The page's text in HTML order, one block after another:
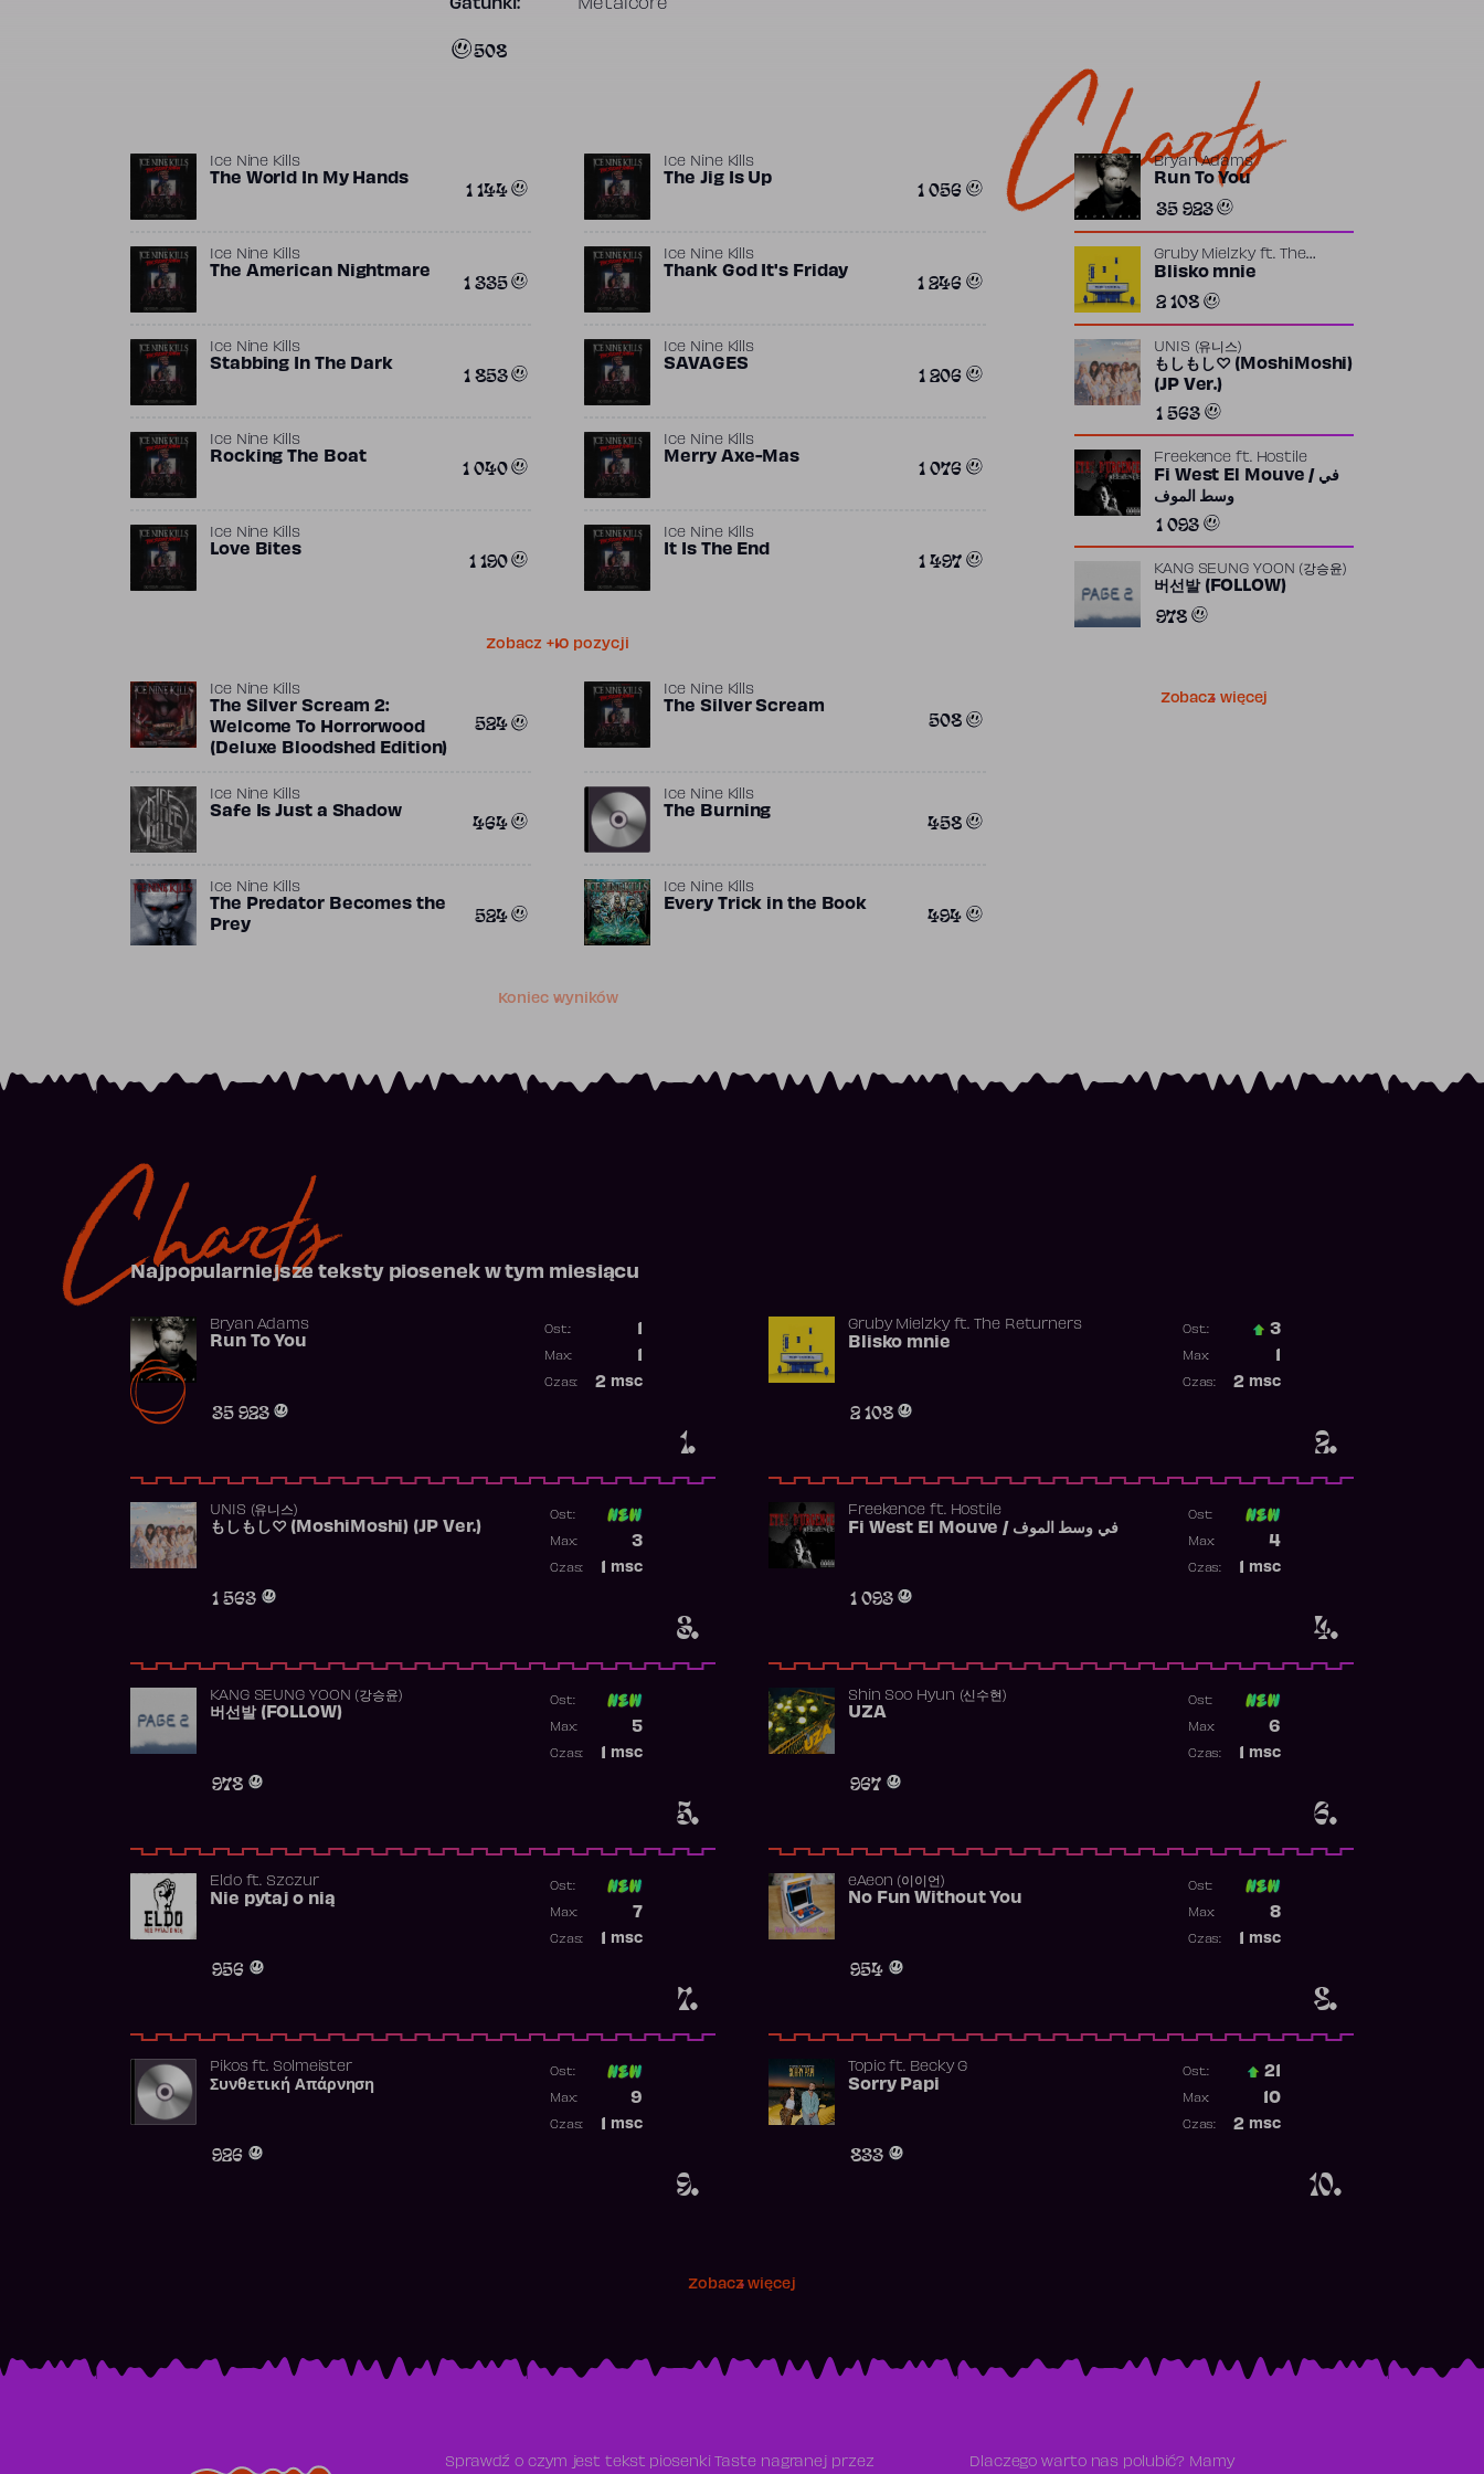
Gatunki: Metalcore
508
Ice Nine Kills
The World In My Hands 1 144
Ice Nine Kills
The Jig Is Up 1 056
Ice Nine Kills
The American Nightmare 1 335
Ice Nine Kills
Thank God It's Friday 1 246
Ice Nine Kills
Stabbing In The Dark 1 853
Ice Nine Kills
SAVAGES 1 206
Ice Nine Kills
Rocking The Boat 1 040
Ice Nine Kills
Merry Axe-Mas 1 076
Ice Nine Kills
Love Bites 1 190
Ice Nine Kills
It Is The End 1 497
Zobacz +10 pozycji
Ice Nine Kills
The Silver Scream 2:
Welcome To Horrorwood
(Deluxe Bloodshed Edition)
524
Ice Nine Kills
The Silver Scream 508
Ice Nine Kills
Safe Is Just a Shadow 464
Ice Nine Kills
The Burning 458
Ice Nine Kills
The Predator Becomes the
Prey
524
Ice Nine Kills
Every Trick in the Book 494
Koniec wyników
Charts
Bryan Adams
Run To You
35 923
Gruby Mielzkyft.
The
Returners
Blisko mnie
2 108
UNIS (유니스)
もしもし♡ (MoshiMoshi)
(JP Ver.)
1 563
Freekence ft. Hostile
Fi West El Mouve / في
وسط الموف
1 093
KANG SEUNG YOON (강승윤)
버선발 (FOLLOW)
978
Zobacz więcej
Charts
Najpopularniejsze teksty piosenek w tym miesiącu
1.
Bryan Adams
Run To You
35 923
Ost.:
Max:
2 msc
Czas:
2.
Gruby Mielzkyft. The Returners
Blisko mnie
2 108
Ost.: 3
Max:
2 msc
Czas:
3.
UNIS (유니스)
もしもし♡ (MoshiMoshi) (JP Ver.)
1 563
Ost:
3
Max:
msc
Czas:
4.
Freekence ft. Hostile
Fi West El Mouve / في وسط الموف
1 093
Ost:
4
Max:
msc
Czas:
5.
KANG SEUNG YOON (강승윤)
버선발 (FOLLOW)
978
Ost:
5
Max:
msc
Czas:
6.
Shin Soo Hyun (신수현)
UZA
967
Ost:
6
Max:
msc
Czas:
7.
Eldoft. Szczur
Nie pytaj o nią
956
Ost:
7
Max:
msc
Czas:
8.
​eAeon (이이언)
No Fun Without You
954
Ost:
8
Max:
msc
Czas:
9.
Pikosft. Solmeister
Συνθετική Απάρνηση
926
Ost:
9
Max:
msc
Czas:
10.
Topicft. Becky G
Sorry Papi
833
Ost.: 21
10
Max:
2 msc
Czas:
Zobacz więcej
Sprawdź o czym jest tekst piosenki Taste nagranej przez Dlaczego warto nas polubić? Mamy